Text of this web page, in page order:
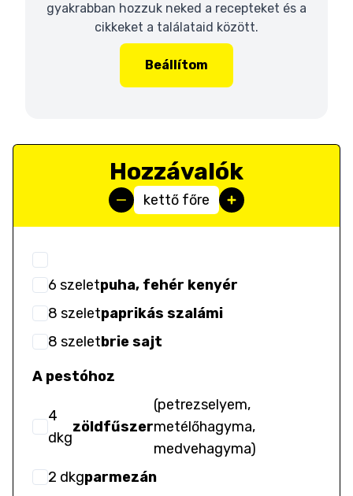
gyakrabban hozzuk neked a recepteket és a
cikkeket a találataid között.
Beállítom
Hozzávalók
kettő főre
6 szeletpuha, fehér kenyér
8 szeletpaprikás szalámi
8 szeletbrie sajt
A pestóhoz
4
dkg
zöldfűszer
(petrezselyem,
metélőhagyma,
medvehagyma)
2 dkgparmezán